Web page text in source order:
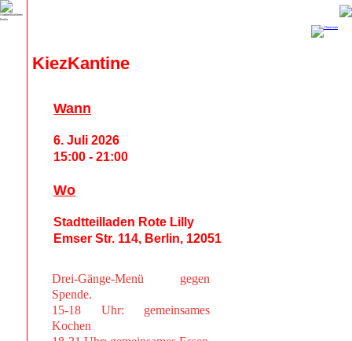
KiezKantine
Drei-Gänge-Menü gegen
Spende.
15-18 Uhr: gemeinsames
Kochen
Wann
6. Juli 2026
15:00 - 21:00
Wo
Stadtteilladen Rote Lilly
Emser Str. 114, Berlin, 12051